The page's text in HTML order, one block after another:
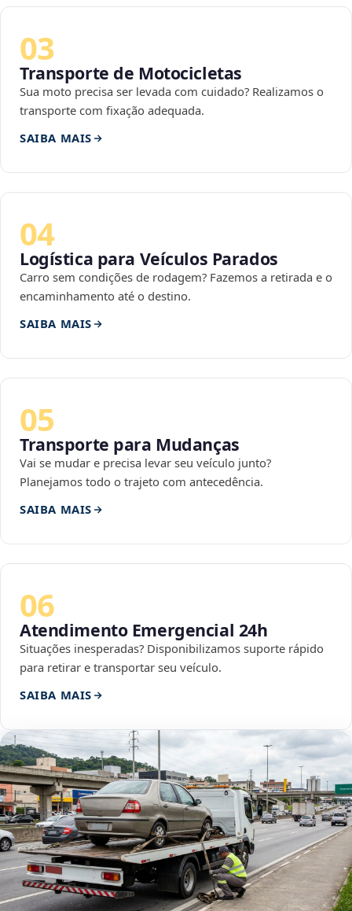
03
Transporte de Motocicletas
Sua moto precisa ser levada com cuidado? Realizamos o
transporte com fixação adequada.
SAIBA MAIS
04
Logística para Veículos Parados
Carro sem condições de rodagem? Fazemos a retirada e o
encaminhamento até o destino.
SAIBA MAIS
05
Transporte para Mudanças
Vai se mudar e precisa levar seu veículo junto?
Planejamos todo o trajeto com antecedência.
SAIBA MAIS
06
Atendimento Emergencial 24h
Situações inesperadas? Disponibilizamos suporte rápido
para retirar e transportar seu veículo.
SAIBA MAIS